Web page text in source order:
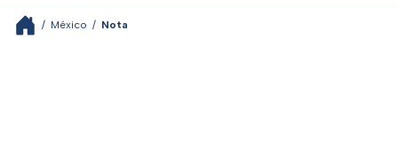
/ México / Nota